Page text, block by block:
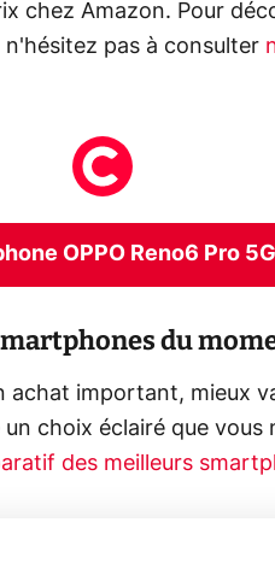
chez Amazon. Pour
pas à consulter
OPPO Reno6 Pro
du
achat important, mieux
choix éclairé que vous
des meilleurs